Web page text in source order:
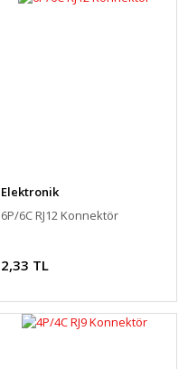
Elektronik
6P/6C RJ12 Konnektör
2,33 TL